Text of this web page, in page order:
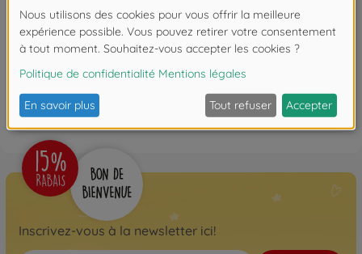
FAQ (1)
Inscrivez-vous à la newsletter ici!